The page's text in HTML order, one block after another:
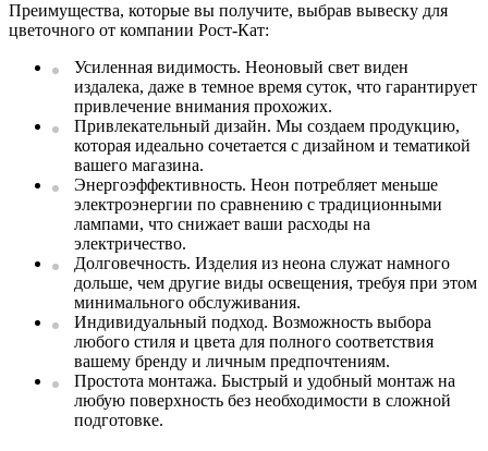
Преимущества, которые вы получите, выбрав вывеску для
цветочного от компании Рост-Кат:
Усиленная видимость. Неоновый свет виден
издалека, даже в темное время суток, что гарантирует
привлечение внимания прохожих.
Привлекательный дизайн. Мы создаем продукцию,
которая идеально сочетается с дизайном и тематикой
вашего магазина.
Энергоэффективность. Неон потребляет меньше
электроэнергии по сравнению с традиционными
лампами, что снижает ваши расходы на
электричество.
Долговечность. Изделия из неона служат намного
дольше, чем другие виды освещения, требуя при этом
минимального обслуживания.
Индивидуальный подход. Возможность выбора
любого стиля и цвета для полного соответствия
вашему бренду и личным предпочтениям.
Простота монтажа. Быстрый и удобный монтаж на
любую поверхность без необходимости в сложной
подготовке.